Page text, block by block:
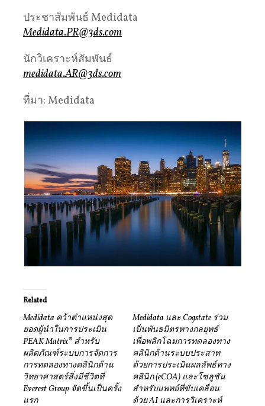
ประชาสัมพันธ์ Medidata
Medidata.PR@3ds.com
นักวิเคราะห์สัมพันธ์
medidata.AR@3ds.com
ที่มา: Medidata
Related
Medidata คว้าตำแหน่งสุด
ยอดผู้นำในการประเมิน
PEAK Matrix® สำหรับ
ผลิตภัณฑ์ระบบการจัดการ
การทดลองทางคลินิกด้าน
วิทยาศาสตร์สิ่งมีชีวิตที่
Everest Group จัดขึ้นเป็นครั้ง
แรก
Medidata และ Cogstate ร่วม
เป็นพันธมิตรทางกลยุทธ์
เพื่อพลิกโฉมการทดลองทาง
คลินิกด้านระบบประสาท
ด้วยการประเมินผลลัพธ์ทาง
คลินิก (eCOA) และโซลูชัน
สำหรับแพทย์ที่ขับเคลื่อน
ด้วย AI และการวิเคราะห์